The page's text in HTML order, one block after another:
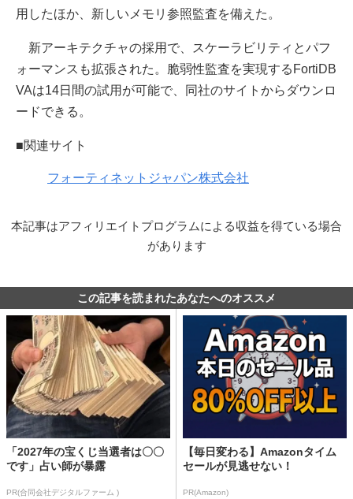
用したほか、新しいメモリ参照監査を備えた。
新アーキテクチャの採用で、スケーラビリティとパフ
ォーマンスも拡張された。脆弱性監査を実現するFortiDB
VAは14日間の試用が可能で、同社のサイトからダウンロ
ードできる。
■関連サイト
フォーティネットジャパン株式会社
本記事はアフィリエイトプログラムによる収益を得ている場合
があります
この記事を読まれたあなたへのオススメ
「2027年の宝くじ当選者は〇〇
です」占い師が暴露
PR(合同会社デジタルファーム )
【毎日変わる】Amazonタイム
セールが見逃せない！
PR(Amazon)